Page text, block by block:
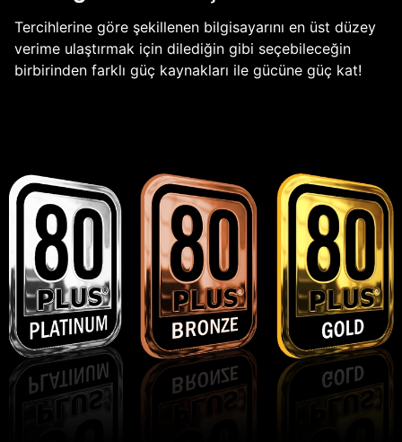
Tercihlerine göre şekillenen bilgisayarını en üst düzey
verime ulaştırmak için dilediğin gibi seçebileceğin
birbirinden farklı güç kaynakları ile gücüne güç kat!